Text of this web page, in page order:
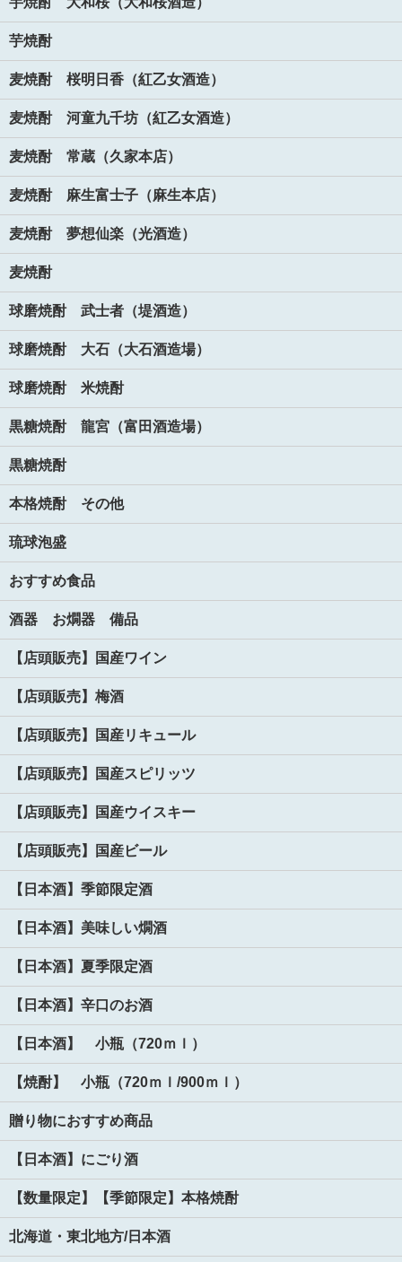
芋焼酎
麦焼酎 桜明日香（紅乙女酒造）
麦焼酎 河童九千坊（紅乙女酒造）
麦焼酎 常蔵（久家本店）
麦焼酎 麻生富士子（麻生本店）
麦焼酎 夢想仙楽（光酒造）
麦焼酎
球磨焼酎 武士者（堤酒造）
球磨焼酎 大石（大石酒造場）
球磨焼酎 米焼酎
黒糖焼酎 龍宮（富田酒造場）
黒糖焼酎
本格焼酎 その他
琉球泡盛
おすすめ食品
酒器 お燗器 備品
【店頭販売】国産ワイン
【店頭販売】梅酒
【店頭販売】国産リキュール
【店頭販売】国産スピリッツ
【店頭販売】国産ウイスキー
【店頭販売】国産ビール
【日本酒】季節限定酒
【日本酒】美味しい燗酒
【日本酒】夏季限定酒
【日本酒】辛口のお酒
【日本酒】 小瓶（720ｍｌ）
【焼酎】 小瓶（720ｍｌ/900ｍｌ）
贈り物におすすめ商品
【日本酒】にごり酒
【数量限定】【季節限定】本格焼酎
北海道・東北地方/日本酒